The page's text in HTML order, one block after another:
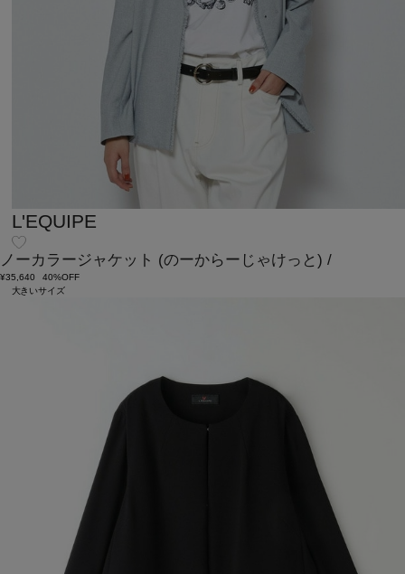
L'EQUIPE
ノーカラージャケット (のーからーじゃけっと) /
¥35,640
40%OFF
大きいサイズ